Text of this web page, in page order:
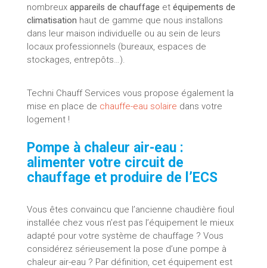
nombreux appareils de chauffage et équipements de
climatisation haut de gamme que nous installons
dans leur maison individuelle ou au sein de leurs
locaux professionnels (bureaux, espaces de
stockages, entrepôts…).
Techni Chauff Services vous propose également la
mise en place de chauffe-eau solaire dans votre
logement !
Pompe à chaleur air-eau :
alimenter votre circuit de
chauffage et produire de l’ECS
Vous êtes convaincu que l’ancienne chaudière fioul
installée chez vous n’est pas l’équipement le mieux
adapté pour votre système de chauffage ? Vous
considérez sérieusement la pose d’une pompe à
chaleur air-eau ? Par définition, cet équipement est